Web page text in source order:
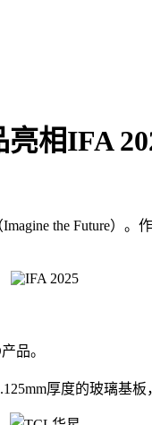
相IFA
the Future）
品。
厚度的玻璃基